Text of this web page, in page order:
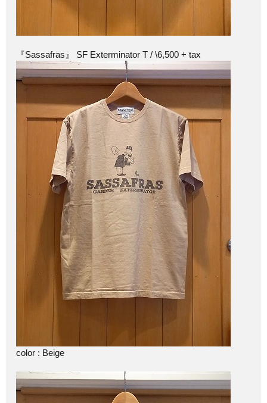
『Sassafras』 SF Exterminator T / \6,500 + tax
color : Beige